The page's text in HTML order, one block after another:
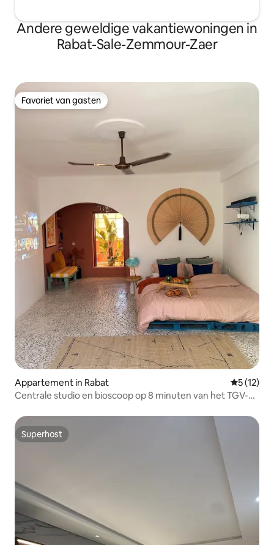
Andere geweldige vakantiewoningen in
Rabat-Sale-Zemmour-Zaer
Favoriet van gasten
Favoriet van gasten
Appartement in Rabat
5 (12)
Centrale studio en bioscoop op 8 minuten van het TGV-
Superhost
Superhost